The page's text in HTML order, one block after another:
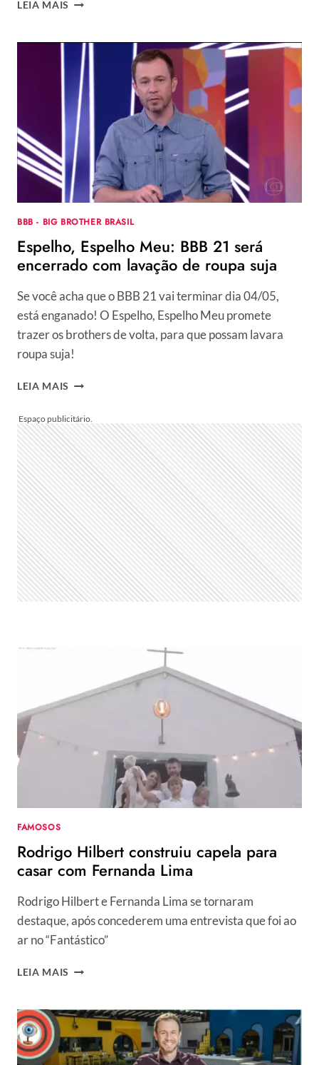
LEIA MAIS
60:
FAMOSOS
PROVAM
QUE
PATERNIDADE
VAI
ALÉM
DA
IDADE
BBB - BIG BROTHER BRASIL
Espelho, Espelho Meu: BBB 21 será
encerrado com lavação de roupa suja
Se você acha que o BBB 21 vai terminar dia 04/05,
está enganado! O Espelho, Espelho Meu promete
trazer os brothers de volta, para que possam lavara
roupa suja!
LEIA MAIS ESPELHO,
BBB
21
SERÁ
ENCERRADO
COM
LAVAÇÃO
DE
ROUPA
SUJA
FAMOSOS
Rodrigo Hilbert construiu capela para
casar com Fernanda Lima
Rodrigo Hilbert e Fernanda Lima se tornaram
destaque, após concederem uma entrevista que foi ao
ar no “Fantástico”
LEIA MAIS RODRIGO
CAPELA
PARA
CASAR
COM